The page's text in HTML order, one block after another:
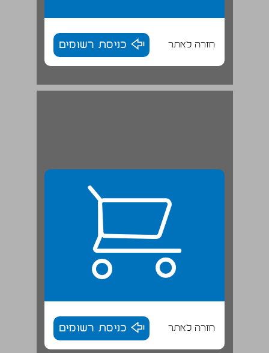
חזרה לאתר כניסת רשומים
חזרה לאתר כניסת רשומים